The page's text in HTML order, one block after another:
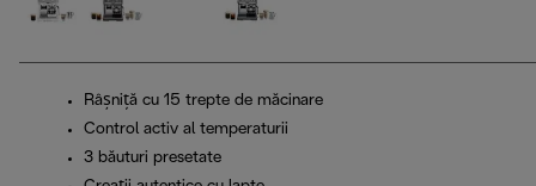
Râșniță cu 15 trepte de măcinare
Control activ al temperaturii
3 băuturi presetate